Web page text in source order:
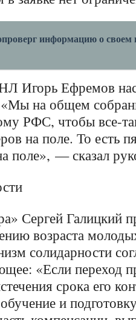
информацию о своем
Игорь Ефремов
на общем
РФС, чтобы все-
на поле. То есть
поле», — сказал
Сергей Галицкий
возраста
солидарности
«Если переход
срока его
и